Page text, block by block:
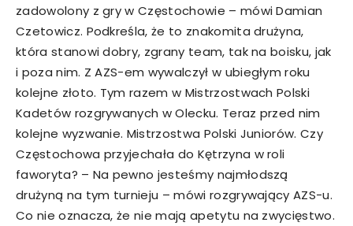
zadowolony z gry w Częstochowie – mówi Damian
Czetowicz. Podkreśla, że to znakomita drużyna,
która stanowi dobry, zgrany team, tak na boisku, jak
i poza nim. Z AZS-em wywalczył w ubiegłym roku
kolejne złoto. Tym razem w Mistrzostwach Polski
Kadetów rozgrywanych w Olecku. Teraz przed nim
kolejne wyzwanie. Mistrzostwa Polski Juniorów. Czy
Częstochowa przyjechała do Kętrzyna w roli
faworyta? – Na pewno jesteśmy najmłodszą
drużyną na tym turnieju – mówi rozgrywający AZS-u.
Co nie oznacza, że nie mają apetytu na zwycięstwo.